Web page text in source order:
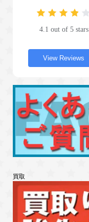
4.1 out of 5 stars
View Reviews
買取